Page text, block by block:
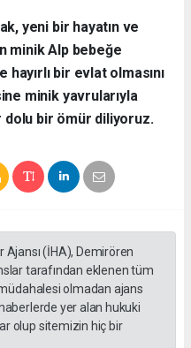
yeni bir hayatın ve
minik Alp bebeğe
bir evlat olmasını
minik yavrularıyla
dolu bir ömür diliyoruz.
Ajansı (İHA), Demirören
tarafından eklenen tüm
olmadan ajans
yer alan hukuki
olup sitemizin hiç bir